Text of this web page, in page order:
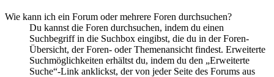
Wie kann ich ein Forum oder mehrere Foren durchsuchen?
Du kannst die Foren durchsuchen, indem du einen
Suchbegriff in die Suchbox eingibst, die du in der Foren-
Übersicht, der Foren- oder Themenansicht findest. Erweiterte
Suchmöglichkeiten erhältst du, indem du den „Erweiterte
Suche“-Link anklickst, der von jeder Seite des Forums aus